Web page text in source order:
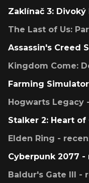
Zaklínač 3:
The Last of Us:
Assassin's Creed
Kingdom Come:
Farming
Hogwarts Legacy
Stalker 2: Heart
Elden Ring -
Cyberpunk 2077 -
Baldur's Gate III -